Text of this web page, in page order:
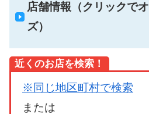
店舗情報（クリックで
ズ）
近くのお店を検索！
※同じ地区町村で検索
または